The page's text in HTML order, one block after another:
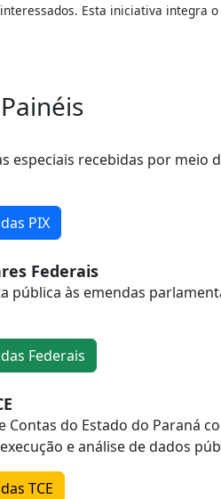
Esta iniciativa integra
especiais recebidas por meio
PIX
Federais
pública às emendas
Federais
Contas do Estado do Paraná
e análise de dados
TCE